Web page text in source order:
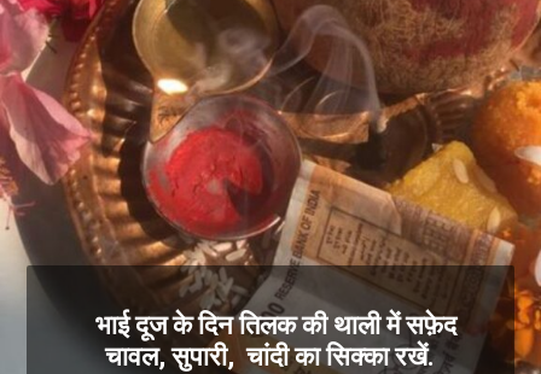
भाई दूज के दिन तिलक की थाली में सफ़ेद
चावल, सुपारी, चांदी का सिक्का रखें.